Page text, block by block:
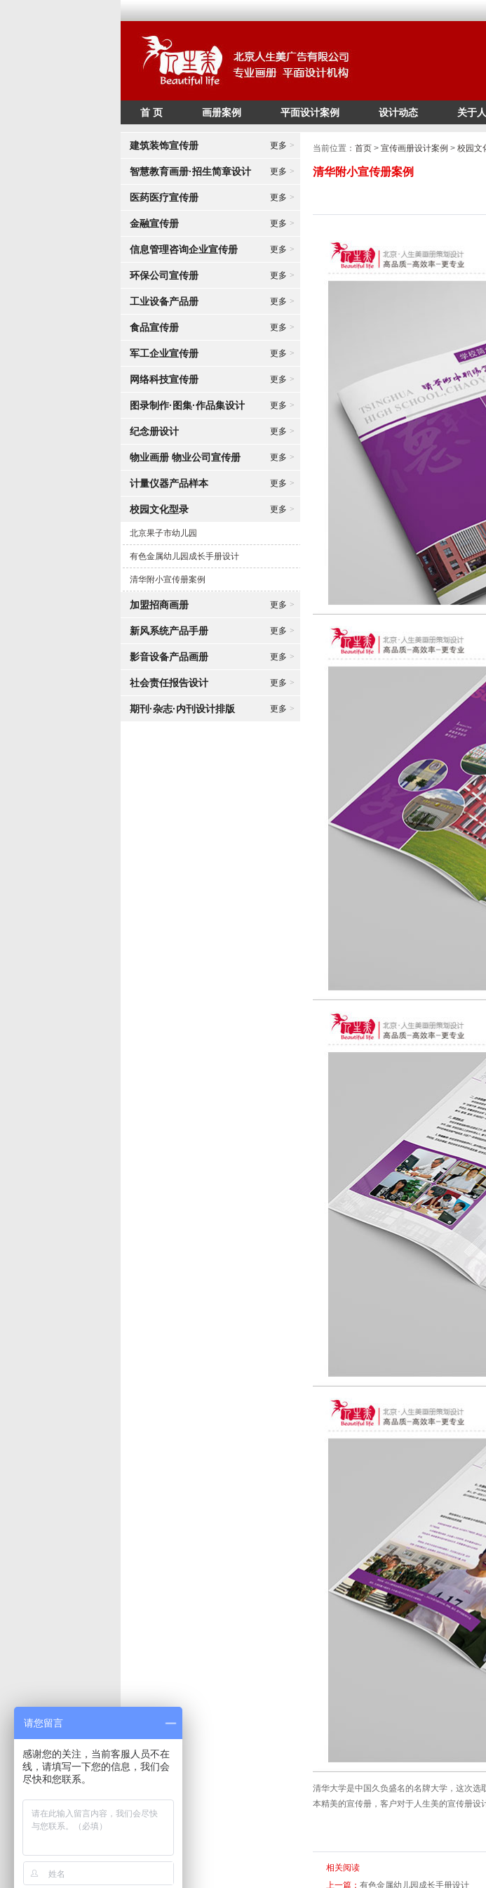
/* */
首 页 画册案例 平面设计案例 设计动态 关于
建筑装饰宣传册 更多 >
智慧教育画册·招生简章设计 更多 >
医药医疗宣传册 更多 >
金融宣传册 更多 >
信息管理咨询企业宣传册 更多 >
环保公司宣传册 更多 >
工业设备产品册 更多 >
食品宣传册 更多 >
军工企业宣传册 更多 >
网络科技宣传册 更多 >
图录制作·图集·作品集设计 更多 >
纪念册设计 更多 >
物业画册 物业公司宣传册 更多 >
计量仪器产品样本 更多 >
校园文化型录 更多 >
北京果子市幼儿园
有色金属幼儿园成长手册设计
清华附小宣传册案例
加盟招商画册 更多 >
新风系统产品手册 更多 >
影音设备产品画册 更多 >
社会责任报告设计 更多 >
期刊·杂志·内刊设计排版 更多 >
当前位置： 首页 > 宣传画册设计案例 > 校园文
清华附小宣传册案例
清华大学是中国久负盛名的名牌大学，这次选
本精美的宣传册，客户对于人生美的宣传册设
相关阅读
上一篇： 有色金属幼儿园成长手册设计
请您留言
感谢您的关注，当前客服人员不在
线，请填写一下您的信息，我们会
尽快和您联系。